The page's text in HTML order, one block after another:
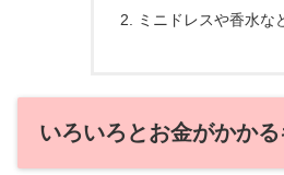
ミニドレスや香水な
いろいろとお金がかか